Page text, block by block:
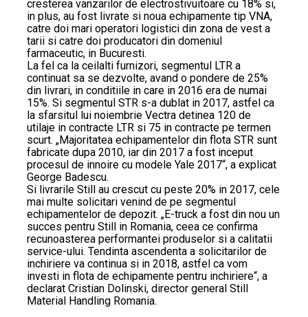
cresterea vanzarilor de electrostivuitoare cu 18% si,
in plus, au fost livrate si noua echipamente tip VNA,
catre doi mari operatori logistici din zona de vest a
tarii si catre doi producatori din domeniul
farmaceutic, in Bucuresti.
La fel ca la ceilalti furnizori, segmentul LTR a
continuat sa se dezvolte, avand o pondere de 25%
din livrari, in conditiile in care in 2016 era de numai
15%. Si segmentul STR s-a dublat in 2017, astfel ca
la sfarsitul lui noiembrie Vectra detinea 120 de
utilaje in contracte LTR si 75 in contracte pe termen
scurt. „Majoritatea echipamentelor din flota STR sunt
fabricate dupa 2010, iar din 2017 a fost inceput
procesul de innoire cu modele Yale 2017“, a explicat
George Badescu.
Si livrarile Still au crescut cu peste 20% in 2017, cele
mai multe solicitari venind de pe segmentul
echipamentelor de depozit. „E-truck a fost din nou un
succes pentru Still in Romania, ceea ce confirma
recunoasterea performantei produselor si a calitatii
service-ului. Tendinta ascendenta a solicitarilor de
inchiriere va continua si in 2018, astfel ca vom
investi in flota de echipamente pentru inchiriere“, a
declarat Cristian Dolinski, director general Still
Material Handling Romania.